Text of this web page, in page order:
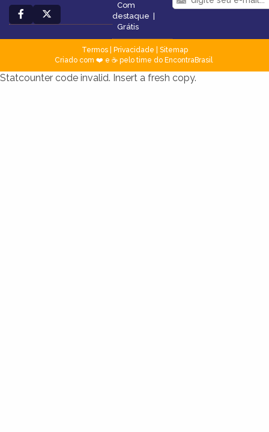
Com
destaque
Grátis
Termos| Privacidade
Sitemap
Criado com ❤️ e ☕ pelo time do EncontraBrasil
Statcounter code invalid. Insert a fresh copy.